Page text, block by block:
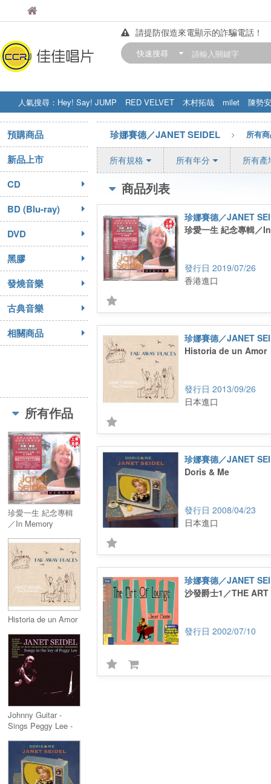
佳佳唱片
請提防假造來電顯示的詐騙電話！
【中華門市營業時間調整公告】
快速搜尋
人氣搜尋： Hey! Say! JUMP RED VELVET 木村拓哉 milet
陳勢安
STRAY KIDS
盧廣仲 周杰伦
預購商品
新品上市
CD
BD (Blu-ray)
DVD
黑膠
發燒音樂
古典音樂
相關商品
所有作品
珍愛一生 紀念專輯
／In Memory
Historia de un Amor
Johnny Guitar -
Sings Peggy Lee -
珍娜賽德／JANET SEIDEL 所有
所有規格 所有年分 所有產
商品列表
珍娜賽德／JANET
珍愛一生 紀念專輯／
2019/07/26
香港進口
珍娜賽德／JANET
Historia de un Amor
2013/09/26
日本進口
珍娜賽德／JANET
Doris & Me
2008/04/23
日本進口
珍娜賽德／JANET
沙發爵士1／THE
2002/07/10